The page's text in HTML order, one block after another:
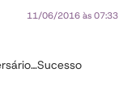
11/06/2016 às 07:33